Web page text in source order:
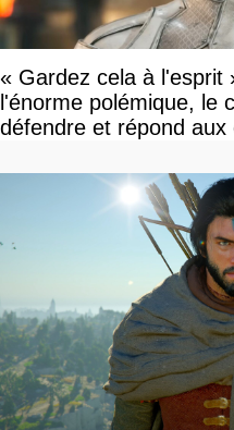
« Gardez cela à l'esprit
l'énorme polémique, le
défendre et répond aux